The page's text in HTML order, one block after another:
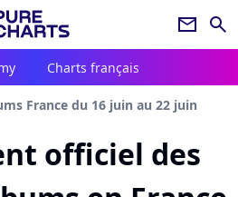
newsletter search
Charts français
France du 16 juin au 22 juin
officiel des